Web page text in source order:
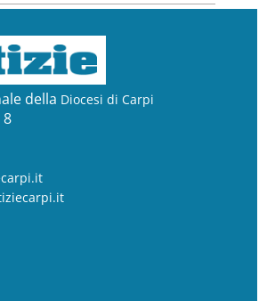
della Diocesi di Carpi
8